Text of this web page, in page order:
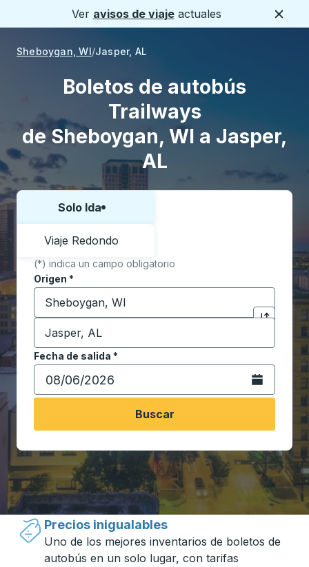
Ver avisos de viajeactuales
Sheboygan, WI Jasper, AL
Boletos de autobús
Trailways
de Sheboygan, WI a Jasper,
AL
Elija una forma o viaje de ida y vuelta:
Solo Ida
Viaje Redondo
(*) indica un campo obligatorio
Origen *
Comience a escribir la ciudad de origen para abrir
Haga clic
Destino *
Comience a escribir la ciudad de destino para
Fecha de salida *
Escriba la fecha en formato de fecha Barra diagonal
Abra el
Buscar
Viajar hecho simple con Trailways
Precios inigualables
Uno de los mejores inventarios de boletos de
autobús en un solo lugar, con tarifas